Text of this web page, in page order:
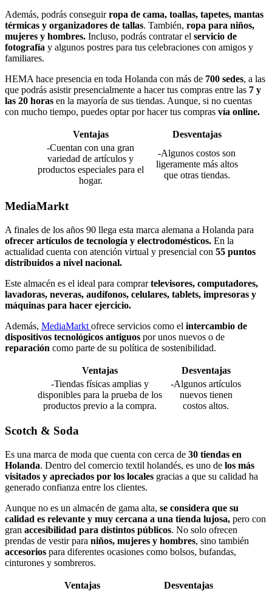
Además, podrás conseguirropa de cama, toallas, tapetes, mantas
térmicas y organizadores de tallas. También, ropa para niños,
mujeres y hombres. Incluso, podrás contratar el servicio de
fotografía y algunos postres para tus celebraciones con amigos y
familiares.
HEMA hace presencia en toda Holanda con más de 700 sedes, a las
que podrás asistir presencialmente a hacer tus compras entre las 7 y
las 20 horas en la mayoría de sus tiendas. Aunque, si no cuentas
con mucho tiempo, puedes optar por hacer tus compras vía online.
Ventajas
Desventajas
-Cuentan con una gran
variedad de artículos y
productos especiales para el
hogar.
-Algunos costos son
ligeramente más altos
que otras tiendas.
MediaMarkt
A finales de los años 90 llega esta marca alemana a Holanda para
ofrecer artículos de tecnología y electrodomésticos. En la
actualidad cuenta con atención virtual y presencial con 55 puntos
distribuidos a nivel nacional.
Este almacén es el ideal para comprartelevisores, computadores,
lavadoras, neveras, audífonos, celulares, tablets, impresoras y
máquinas para hacer ejercicio.
Además, MediaMarkt ofrece servicios como el intercambio de
dispositivos tecnológicos antiguos por unos nuevos o de
reparación como parte de su política de sostenibilidad.
Ventajas
Desventajas
-Tiendas físicas amplias y
disponibles para la prueba de los
productos previo a la compra.
-Algunos artículos
nuevos tienen
costos altos.
Scotch & Soda
Es una marca de moda que cuenta con cerca de 30 tiendas en
Holanda. Dentro del comercio textil holandés, es uno de los más
visitados y apreciados por los locales gracias a que su calidad ha
generado confianza entre los clientes.
Aunque no es un almacén de gama alta, se considera que su
calidad es relevante y muy cercana a una tienda lujosa, pero con
gran accesibilidad para distintos públicos. No solo ofrecen
prendas de vestir para niños, mujeres y hombres, sino también
accesorios para diferentes ocasiones como bolsos, bufandas,
cinturones y sombreros.
Ventajas
Desventajas